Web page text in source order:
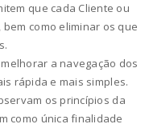
que cada Cliente ou
como eliminar os que
a navegação dos
rápida e mais simples.
os princípios da
como única finalidade